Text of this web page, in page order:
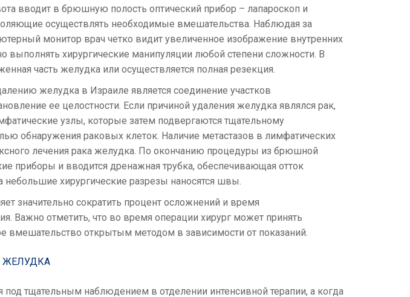
вводит в брюшную полость оптический прибор – лапароскоп и
осуществлять необходимые вмешательства. Наблюдая за
монитор врач четко видит увеличенное изображение внутренних
выполнять хирургические манипуляции любой степени сложности. В
часть желудка или осуществляется полная резекция.
желудка в Израиле является соединение участков
ее целостности. Если причиной удаления желудка являлся рак,
узлы, которые затем подвергаются тщательному
обнаружения раковых клеток. Наличие метастазов в лимфатических
лечения рака желудка. По окончанию процедуры из брюшной
приборы и вводится дренажная трубка, обеспечивающая отток
хирургические разрезы наносятся швы.
значительно сократить процент осложнений и время
Важно отметить, что во время операции хирург может принять
вмешательство открытым методом в зависимости от показаний.
ЖЕЛУДКА
под тщательным наблюдением в отделении интенсивной терапии, а когда